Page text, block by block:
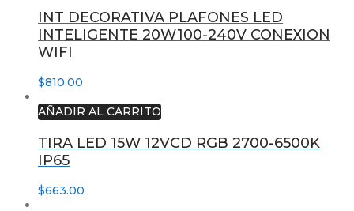
INT DECORATIVA PLAFONES LED
INTELIGENTE 20W100-240V CONEXION
WIFI
$810.00
AÑADIR AL CARRITO
TIRA LED 15W 12VCD RGB 2700-6500K
IP65
$663.00